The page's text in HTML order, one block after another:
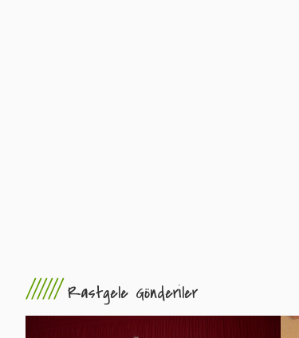
////// Rastgele Gönderiler